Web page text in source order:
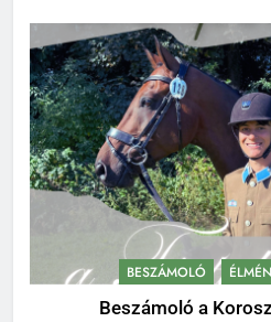
BESZÁMOLÓ
Beszámoló a